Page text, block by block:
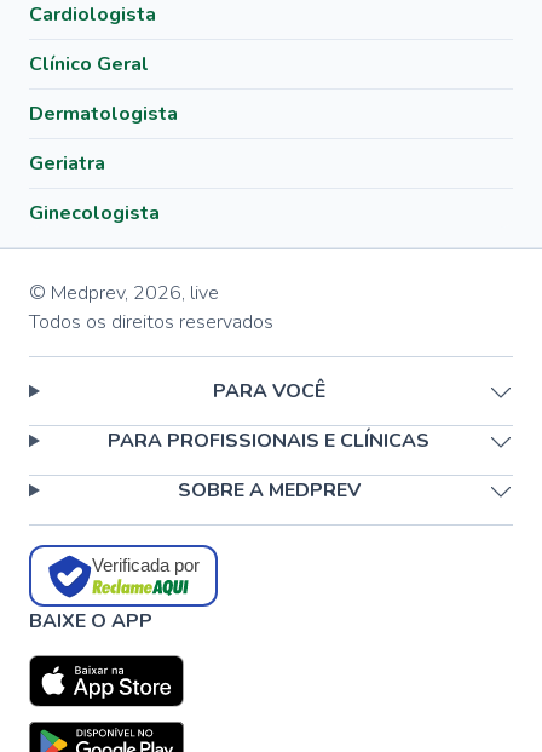
Cardiologista
Clínico Geral
Dermatologista
Geriatra
Ginecologista
© Medprev, 2026, live
Todos os direitos reservados
PARA VOCÊ
PARA PROFISSIONAIS E CLÍNICAS
SOBRE A MEDPREV
Verificada por
BAIXE O APP